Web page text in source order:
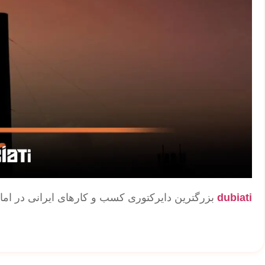
dubiati بزرگترین دایرکتوری کسب و کارهای ایرانی در